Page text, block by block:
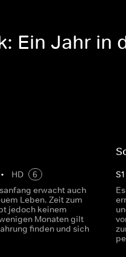
Ein Jahr in
• HD
6
erwacht auch
Leben. Zeit zum
jedoch keinem
Monaten gilt
finden und sich
S1